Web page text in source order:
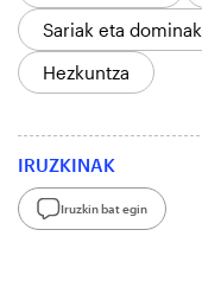
Sariak eta dominak
Hezkuntza
IRUZKINAK
Iruzkin bat egin